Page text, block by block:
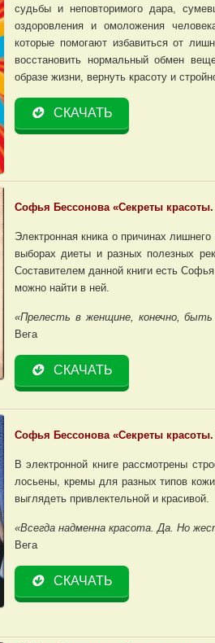
судьбы и неповторимого дара,
оздоровления и омоложения
которые помогают избавиться от
восстановить нормальный обмен
образе жизни, вернуть красоту и
СКАЧАТЬ
Софья Бессонова «Секреты
Электронная кника о причинах
выборах диеты и разных полезных
Составителем данной книги есть
можно найти в ней.
«Прелесть в женщине, конечно,
Вега
СКАЧАТЬ
Софья Бессонова «Секреты
В электронной книге рассмотрены
лосьены, кремы для разных типов
выглядеть привлектельной и красивой.
«Всегда надменна красота. Да. Но
Вега
СКАЧАТЬ